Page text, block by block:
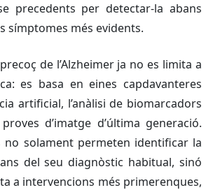
precedents per detectar-la abans
símptomes més evidents.
de l’Alzheimer ja no es limita a
es basa en eines capdavanteres
artificial, l’anàlisi de biomarcadors
d’imatge d’última generació.
no solament permeten identificar la
del seu diagnòstic habitual, sinó
a intervencions més primerenques,